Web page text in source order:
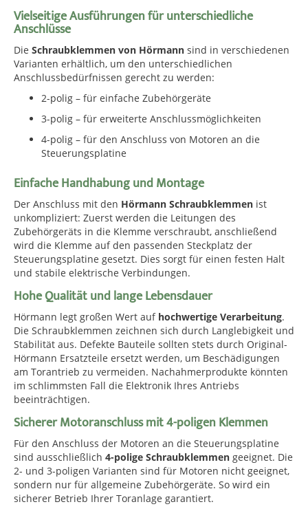
Vielseitige Ausführungen für unterschiedliche
Anschlüsse
Die Schraubklemmen von Hörmann sind in verschiedenen
Varianten erhältlich, um den unterschiedlichen
Anschlussbedürfnissen gerecht zu werden:
2-polig – für einfache Zubehörgeräte
3-polig – für erweiterte Anschlussmöglichkeiten
4-polig – für den Anschluss von Motoren an die
Steuerungsplatine
Einfache Handhabung und Montage
Der Anschluss mit den Hörmann Schraubklemmen ist
unkompliziert: Zuerst werden die Leitungen des
Zubehörgeräts in die Klemme verschraubt, anschließend
wird die Klemme auf den passenden Steckplatz der
Steuerungsplatine gesetzt. Dies sorgt für einen festen Halt
und stabile elektrische Verbindungen.
Hohe Qualität und lange Lebensdauer
Hörmann legt großen Wert auf hochwertige Verarbeitung.
Die Schraubklemmen zeichnen sich durch Langlebigkeit und
Stabilität aus. Defekte Bauteile sollten stets durch Original-
Hörmann Ersatzteile ersetzt werden, um Beschädigungen
am Torantrieb zu vermeiden. Nachahmerprodukte könnten
im schlimmsten Fall die Elektronik Ihres Antriebs
beeinträchtigen.
Sicherer Motoranschluss mit 4-poligen Klemmen
Für den Anschluss der Motoren an die Steuerungsplatine
sind ausschließlich 4-polige Schraubklemmen geeignet. Die
2- und 3-poligen Varianten sind für Motoren nicht geeignet,
sondern nur für allgemeine Zubehörgeräte. So wird ein
sicherer Betrieb Ihrer Toranlage garantiert.